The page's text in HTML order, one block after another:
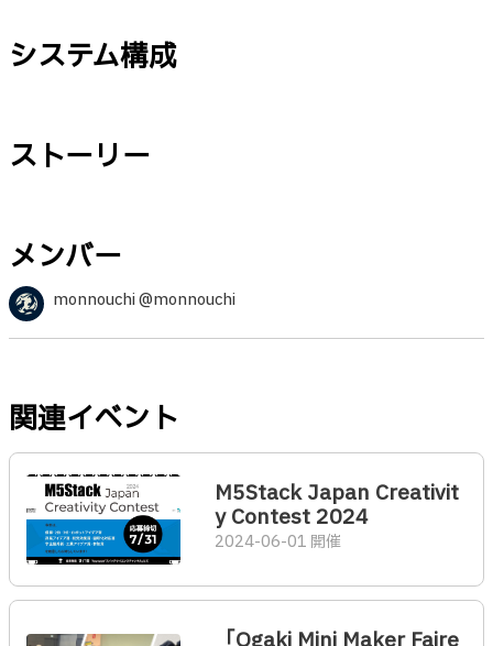
システム構成
ストーリー
メンバー
monnouchi @monnouchi
関連イベント
M5Stack Japan Creativit
y Contest 2024
2024-06-01 開催